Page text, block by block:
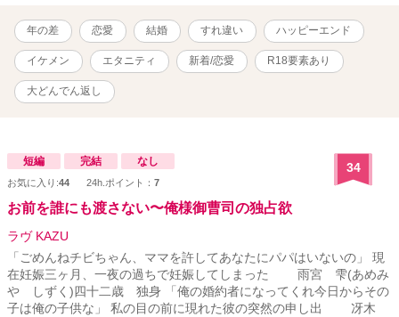
♪゜・*:.。. .。.:*・♪ <松岡直樹･ﾏﾂｵｶﾅｵｷ>28歳 腹違いの弟に掻っ攫わ
れた恋を引きずった、ちょっと強引で俺様気質な御曹司
ＶＳ <黒木愛･ｸﾛｷｱｲ>22歳 いつも上司に突っかかって
ばかりで、男に媚びないツンデレ全開女子 ♪゜・*:.。. .。.:*・♪
⚠「Reproduction is prohibited.(転載禁止)」 ※初期の作品です。読
みにくいと思いますがご容赦いただけますと幸いです🍀
年の差 恋愛 結婚 すれ違い ハッピーエンド
イケメン エタニティ 新着/恋愛 R18要素あり
大どんでん返し
短編 完結 なし
お気に入り:44 24h.ポイント： 7
34
お前を誰にも渡さない〜俺様御曹司の独占欲
ラヴ KAZU
「ごめんねチビちゃん、ママを許してあなたにパパはいないの」 現
在妊娠三ヶ月、一夜の過ちで妊娠してしまった 雨宮 雫(あめみ
や しずく)四十二歳 独身 「俺の婚約者になってくれ今日からその
子は俺の子供な」 私の目の前に現れた彼の突然の申し出 冴木